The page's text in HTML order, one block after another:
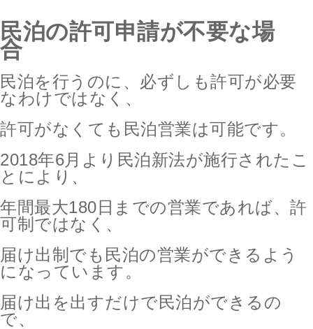
民泊の許可申請が不要な場
合
民泊を行うのに、必ずしも許可が必要
なわけではなく、
許可がなくても民泊営業は可能です。
2018年6月より民泊新法が施行されたこ
とにより、
年間最大180日までの営業であれば、許
可制ではなく、
届け出制でも民泊の営業ができるよう
になっています。
届け出を出すだけで民泊ができるの
で、